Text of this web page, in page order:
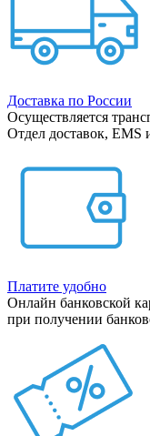
Доставка по России
Осуществляется
Отдел доставок, EMS
Платите удобно
Онлайн банковской
при получении